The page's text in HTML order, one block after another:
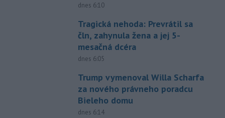
dnes 6:10
Tragická nehoda: Prevrátil sa
čln, zahynula žena a jej 5-
mesačná dcéra
dnes 6:05
Trump vymenoval Willa Scharfa
za nového právneho poradcu
Bieleho domu
dnes 6:14